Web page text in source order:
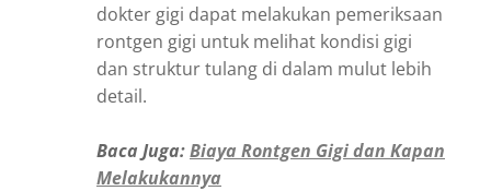
dokter gigi dapat melakukan pemeriksaan
rontgen gigi untuk melihat kondisi gigi
dan struktur tulang di dalam mulut lebih
detail.
Baca Juga:Biaya Rontgen Gigi dan Kapan
Melakukannya